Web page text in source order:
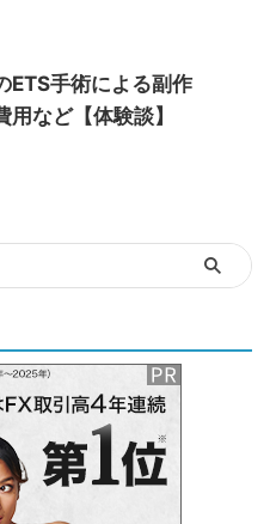
ETS手術による副作
用など【体験談】